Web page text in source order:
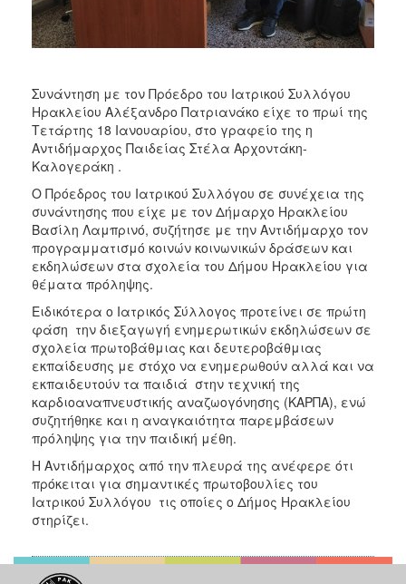
ΔΗΜΟΤΗΣ
ΗΡΑΚΛΕΙΟ
Συνάντηση με τον Πρόεδρο του Ιατρικού Συλλόγου
Ηρακλείου Αλέξανδρο Πατριανάκο είχε το πρωί της
Τετάρτης 18 Ιανουαρίου, στο γραφείο της η
Αντιδήμαρχος Παιδείας Στέλα Αρχοντάκη-
Καλογεράκη .
Ο Πρόεδρος του Ιατρικού Συλλόγου σε συνέχεια της
συνάντησης που είχε με τον Δήμαρχο Ηρακλείου
Βασίλη Λαμπρινό, συζήτησε με την Αντιδήμαρχο τον
προγραμματισμό κοινών κοινωνικών δράσεων και
εκδηλώσεων στα σχολεία του Δήμου Ηρακλείου για
θέματα πρόληψης.
Ειδικότερα ο Ιατρικός Σύλλογος προτείνει σε πρώτη
φάση την διεξαγωγή ενημερωτικών εκδηλώσεων σε
σχολεία πρωτοβάθμιας και δευτεροβάθμιας
εκπαίδευσης με στόχο να ενημερωθούν αλλά και να
εκπαιδευτούν τα παιδιά στην τεχνική της
καρδιοαναπνευστικής αναζωογόνησης (ΚΑΡΠΑ), ενώ
συζητήθηκε και η αναγκαιότητα παρεμβάσεων
πρόληψης για την παιδική μέθη.
Η Αντιδήμαρχος από την πλευρά της ανέφερε ότι
πρόκειται για σημαντικές πρωτοβουλίες του
Ιατρικού Συλλόγου τις οποίες ο Δήμος Ηρακλείου
στηρίζει.